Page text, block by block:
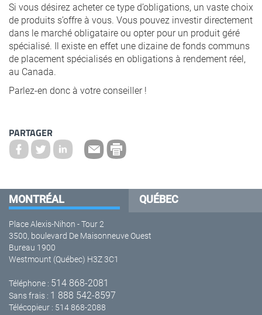
Si vous désirez acheter ce type d’obligations, un vaste choix
de produits s’offre à vous. Vous pouvez investir directement
dans le marché obligataire ou opter pour un produit géré
spécialisé. Il existe en effet une dizaine de fonds communs
de placement spécialisés en obligations à rendement réel,
au Canada.
Parlez-en donc à votre conseiller !
PARTAGER
MONTRÉAL QUÉBEC
Place Alexis-Nihon - Tour 2
3500, boulevard De Maisonneuve Ouest
Bureau 1900
Westmount (Québec) H3Z 3C1
Téléphone : 514 868-2081
Sans frais : 1 888 542-8597
Télécopieur : 514 868-2088